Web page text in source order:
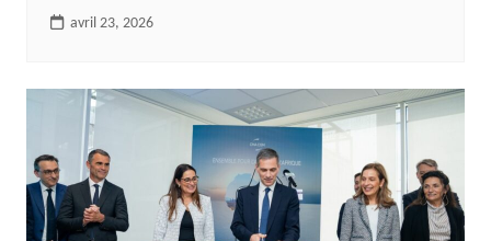
avril 23, 2026